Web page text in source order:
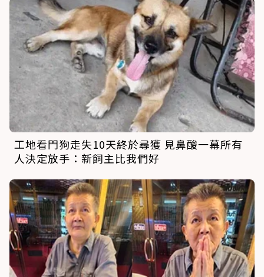
工地看門狗走失10天終於尋獲 見鼻酸一幕所有
人決定放手：新飼主比我們好